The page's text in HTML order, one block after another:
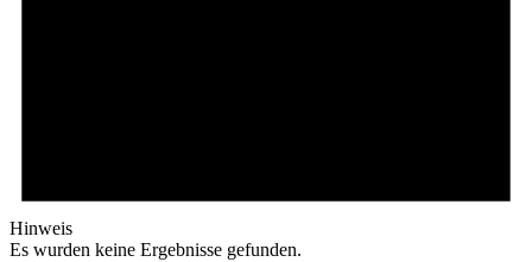
Hinweis
Es wurden keine Ergebnisse gefunden.